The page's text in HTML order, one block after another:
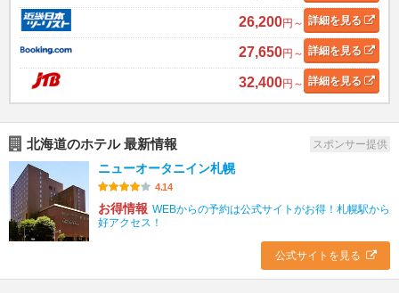
26,200円～ 詳細を見る
27,650円～ 詳細を見る
32,400円～ 詳細を見る
北海道のホテル 最新情報 スポンサー提供
ニューオータニイン札幌
4.14
お得情報 WEBからの予約は公式サイトがお得！札幌駅から
好アクセス！
公式サイトを見る